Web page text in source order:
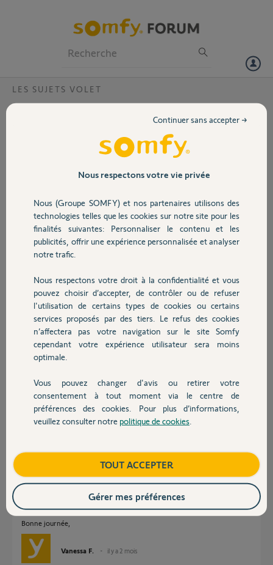
Volet
Sécurité
Domotique
Chauffage
Autres produits
Devis avec un pro
Contact
LES SUJETS VOLET
Confort thermique actif dans la tahoma
Pouvez vous désactiver le confort thermique de ma tahoma. Ya un
big et je ne peux rien faire dans l'appli
Merci,
Pierrick G.
il y a 3 mois
Participer au fil de discussion
Réponses
Bonjour
pleine nuit... ca fait vraiment n'importe quoi... c'est vraiment très
désagréable et dérangeant.
Merci pour votre aide
Cordialement
J'ai fais le nécessaire.
Bonne journée,
Vanessa F. il y a 2 mois
Nous respectons votre vie privée
Nous (Groupe SOMFY) et nos partenaires utilisons des
technologies telles que les cookies sur notre site pour les
finalités suivantes: Personnaliser le contenu et les
publicités, offrir une expérience personnalisée et analyser
notre trafic.
Nous respectons votre droit à la confidentialité et vous
pouvez choisir d’accepter, de contrôler ou de refuser
l'utilisation de certains types de cookies ou certains
services proposés par des tiers. Le refus des cookies
n’affectera pas votre navigation sur le site Somfy
cependant votre expérience utilisateur sera moins
optimale.
Vous pouvez changer d'avis ou retirer votre
consentement à tout moment via le centre de
préférences des cookies. Pour plus d’informations,
veuillez consulter notre politique de cookies
Continuer sans accepter →
TOUT ACCEPTER
Gérer mes préférences